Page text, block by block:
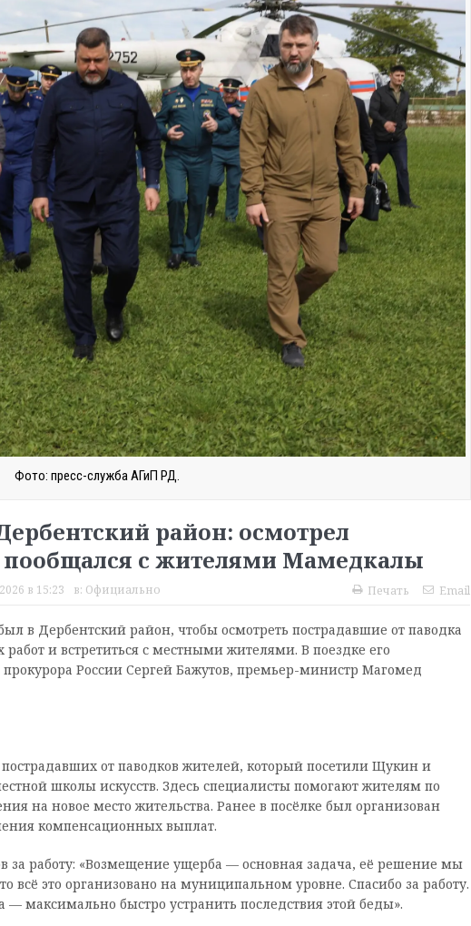
Фото: пресс-служба АГиП РД.
район: осмотрел
с жителями Мамедкалы
в 15:23 в: Официально Печать Email
в Дербентский район, чтобы осмотреть пострадавшие от паводка
и встретиться с местными жителями. В поездке его
России Сергей Бажутов, премьер-министр Магомед
от паводков жителей, который посетили Щукин и
школы искусств. Здесь специалисты помогают жителям по
на новое место жительства. Ранее в посёлке был организован
компенсационных выплат.
за работу: «Возмещение ущерба — основная задача, её решение мы
всё это организовано на муниципальном уровне. Спасибо за работу.
максимально быстро устранить последствия этой беды».